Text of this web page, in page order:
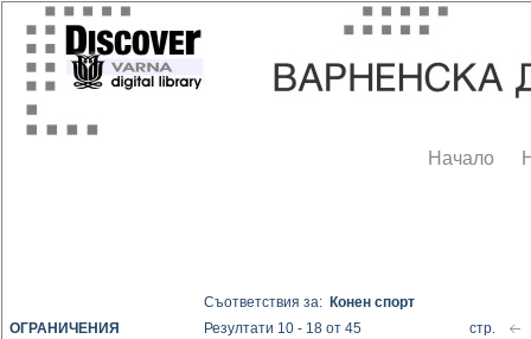
Начало
ОГРАНИЧЕНИЯ
Съответствия за: Конен спорт
Резултати 10 - 18 от 45
стр.